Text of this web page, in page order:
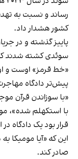
رساند و نسبت به
کشور هشدار داد.
پاییز گذشته و در
سوئدی کشته شدند
«خط قرمز» اوست و
پیش‌تر دادگاه
«با سوزاندن قرآن
با استکهلم شده»،
قرار بود یک دادگاه
این که «آیا مومیکا
صادر کند.